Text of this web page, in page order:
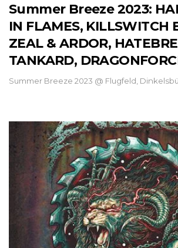
Summer Breeze 2023:
IN FLAMES, KILLSWITCH
ZEAL & ARDOR,
TANKARD,
Summer Breeze 2023 @ Flugfeld,